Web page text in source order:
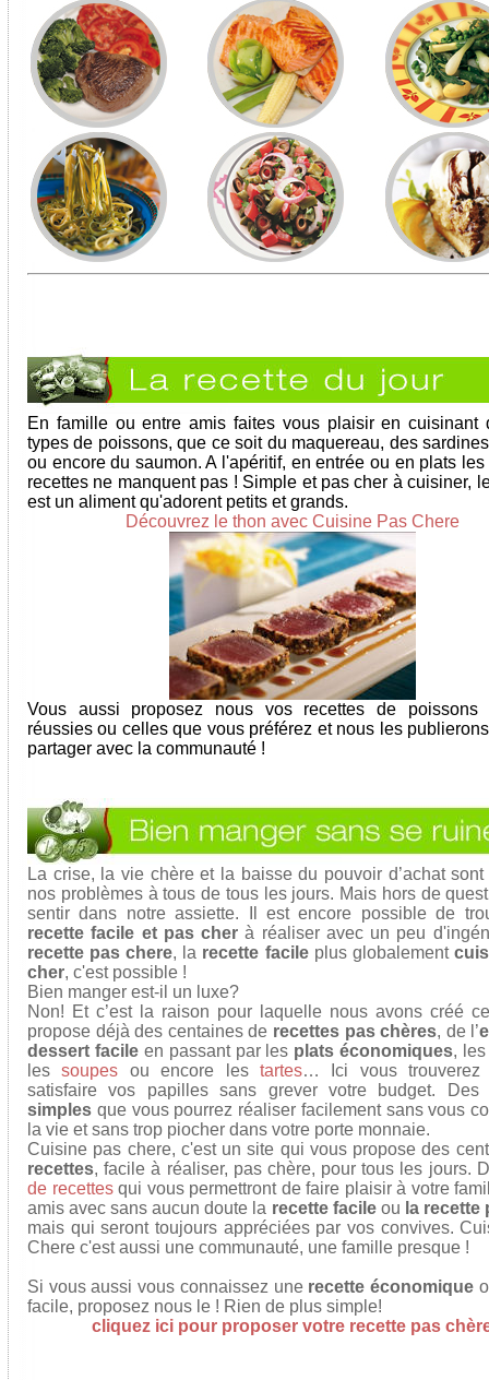
En famille ou entre amis faites vous plaisir en cuisinant
types de poissons, que ce soit du maquereau, des
ou encore du saumon. A l'apéritif, en entrée ou en plats
recettes ne manquent pas ! Simple et pas cher à cuisiner,
est un aliment qu'adorent petits et grands.
Découvrez le thon avec Cuisine Pas Chere
Vous aussi proposez nous vos recettes de poissons
réussies ou celles que vous préférez et nous les
partager avec la communauté !
La crise, la vie chère et la baisse du pouvoir d’achat sont
nos problèmes à tous de tous les jours. Mais hors de
sentir dans notre assiette. Il est encore possible de
recette facile et pas cher à réaliser avec un peu
recette pas chere, la recette facileplus globalement
cher, c'est possible !
Bien manger est-il un luxe?
Non! Et c’est la raison pour laquelle nous avons créé
propose déjà des centaines de recettes pas chères, de l’
dessert facileen passant par les plats économiques,
lessoupes ou encore lestartes… Ici vous trouverez
satisfaire vos papilles sans grever votre budget. Des
simples que vous pourrez réaliser facilement sans vous
la vie et sans trop piocher dans votre porte monnaie.
Cuisine pas chere, c'est un site qui vous propose des
recettes, facile à réaliser, pas chère, pour tous les jours.
de recettesqui vous permettront de faire plaisir à votre
amis avec sans aucun doute la recette facileou la recette
mais qui seront toujours appréciées par vos convives.
Chere c'est aussi une communauté, une famille presque !
Si vous aussi vous connaissez une recette économique
facile, proposez nous le ! Rien de plus simple!
cliquez ici pour proposer votre recette pas